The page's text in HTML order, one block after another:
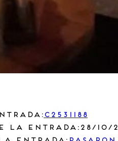
c2531188
la entrada: 28/10/